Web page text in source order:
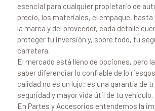
esencial para cualquier propietario de
precio, los materiales, el empaque, hasta
la marca y del proveedor, cada detalle
proteger tu inversión y, sobre todo, tu
carretera.
El mercado está lleno de opciones, pero
saber diferenciar lo confiable de lo
calidad no es un lujo: es una garantía de
seguridad y mayor vida útil de tu vehículo.
En Partes y Accesorios entendemos la